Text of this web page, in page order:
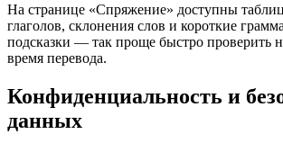
На странице «Спряжение» доступны
глаголов, склонения слов и короткие
подсказки — так проще быстро проверить
время перевода.
Конфиденциальность и
данных